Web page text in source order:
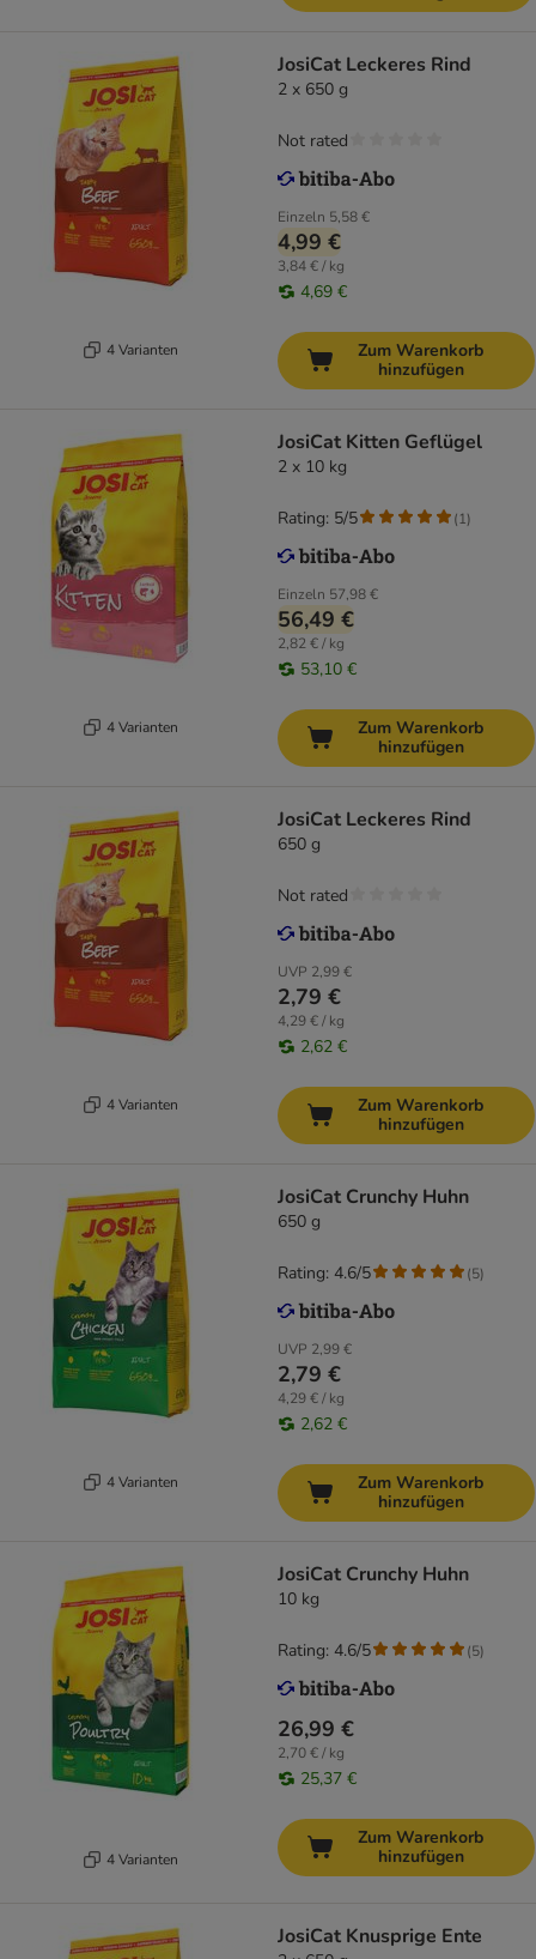
4 Varianten
JosiCat Leckeres Rind
2 x 650 g
Einzeln 5,58 €
4,99 €
3,84 € / kg
4,69 €
Not rated
Zum Warenkorb
hinzufügen
4 Varianten
JosiCat Kitten Geflügel
2 x 10 kg
Einzeln 57,98 €
56,49 €
2,82 € / kg
53,10 €
Rating: 5/5 (1)
Zum Warenkorb
hinzufügen
4 Varianten
JosiCat Leckeres Rind
650 g
UVP 2,99 €
2,79 €
4,29 € / kg
2,62 €
Not rated
Zum Warenkorb
hinzufügen
4 Varianten
JosiCat Crunchy Huhn
650 g
UVP 2,99 €
2,79 €
4,29 € / kg
2,62 €
Rating: 4.6/5 (5)
Zum Warenkorb
hinzufügen
4 Varianten
JosiCat Crunchy Huhn
10 kg
26,99 €
2,70 € / kg
25,37 €
Rating: 4.6/5 (5)
Zum Warenkorb
hinzufügen
JosiCat Knusprige Ente